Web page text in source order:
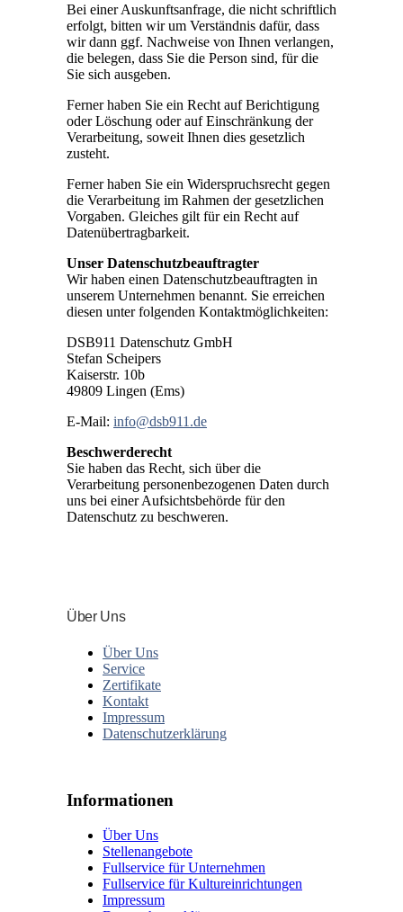
Bei einer Auskunftsanfrage, die nicht schriftlich
erfolgt, bitten wir um Verständnis dafür, dass
wir dann ggf. Nachweise von Ihnen verlangen,
die belegen, dass Sie die Person sind, für die
Sie sich ausgeben.
Ferner haben Sie ein Recht auf Berichtigung
oder Löschung oder auf Einschränkung der
Verarbeitung, soweit Ihnen dies gesetzlich
zusteht.
Ferner haben Sie ein Widerspruchsrecht gegen
die Verarbeitung im Rahmen der gesetzlichen
Vorgaben. Gleiches gilt für ein Recht auf
Datenübertragbarkeit.
Unser Datenschutzbeauftragter
Wir haben einen Datenschutzbeauftragten in
unserem Unternehmen benannt. Sie erreichen
diesen unter folgenden Kontaktmöglichkeiten:
DSB911 Datenschutz GmbH
Stefan Scheipers
Kaiserstr. 10b
49809 Lingen (Ems)
E-Mail: info@dsb911.de
Beschwerderecht
Sie haben das Recht, sich über die
Verarbeitung personenbezogenen Daten durch
uns bei einer Aufsichtsbehörde für den
Datenschutz zu beschweren.
Über Uns
Über Uns
Service
Zertifikate
Kontakt
Impressum
Datenschutzerklärung
Informationen
Über Uns
Stellenangebote
Fullservice für Unternehmen
Fullservice für Kultureinrichtungen
Impressum